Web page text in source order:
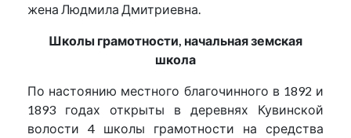
жена Людмила Дмитриевна.
Школы грамотности, начальная земская
школа
По настоянию местного благочинного в 1892 и
1893 годах открыты в деревнях Кувинской
волости 4 школы грамотности на средства